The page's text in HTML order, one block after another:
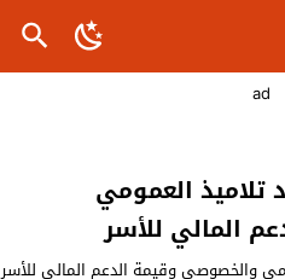
العمومي
المالي للأسر